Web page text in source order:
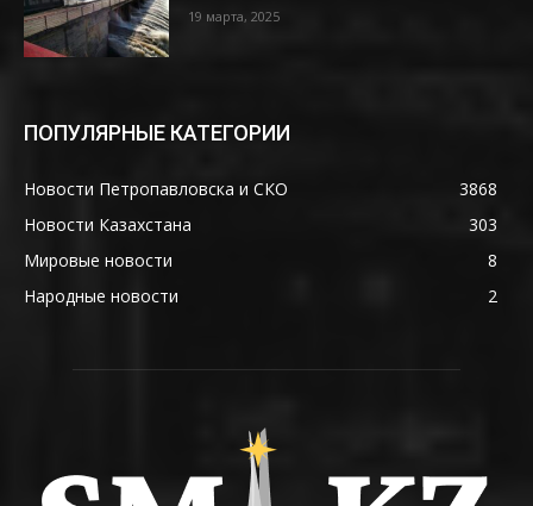
19 марта, 2025
ПОПУЛЯРНЫЕ КАТЕГОРИИ
Новости Петропавловска и СКО
3868
Новости Казахстана
303
Мировые новости
8
Народные новости
2